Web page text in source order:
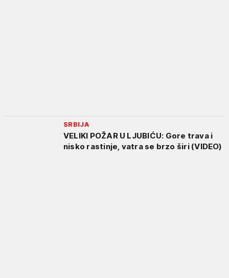
SRBIJA
VELIKI POŽAR U LJUBIĆU: Gore trava i
nisko rastinje, vatra se brzo širi (VIDEO)